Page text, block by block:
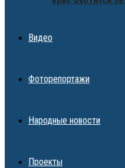
Видео
Фоторепортажи
Народные новости
Проекты